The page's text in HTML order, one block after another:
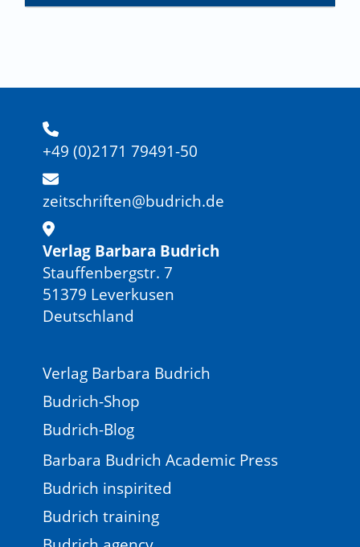
+49 (0)2171 79491-50
zeitschriften@budrich.de
Verlag Barbara Budrich
Stauffenbergstr. 7
51379 Leverkusen
Deutschland
Verlag Barbara Budrich
Budrich-Shop
Budrich-Blog
Barbara Budrich Academic Press
Budrich inspirited
Budrich training